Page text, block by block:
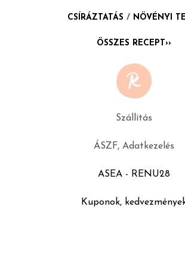
CSÍRÁZTATÁS / NÖVÉNYI
ÖSSZES RECEPT››
Szállítás
ÁSZF, Adatkezelés
ASEA - RENU28
Kuponok,